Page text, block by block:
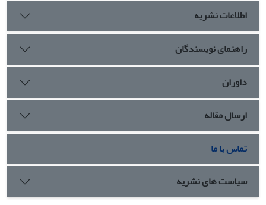
اطلاعات نشریه
راهنمای نویسندگان
داوران
ارسال مقاله
تماس با ما
سیاست های نشریه